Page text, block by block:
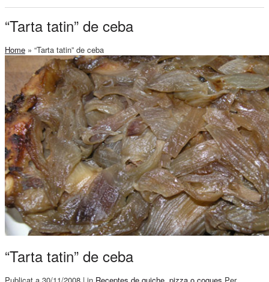
“Tarta tatin” de ceba
Home » “Tarta tatin” de ceba
“Tarta tatin” de ceba